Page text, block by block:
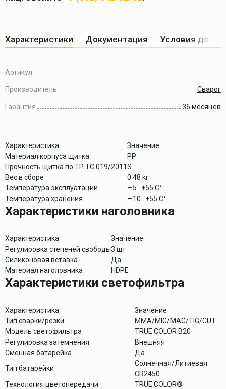
Характеристики Документация Условия
Артикул
Производитель Сварог
Гарантия 36 месяцев
Характеристика
Значение
Материал корпуса щитка
PP
Прочность щитка по ТР ТС 019/2011S
Вес в сборе
0.48 кг
Температура эксплуатации
—5…+55 С°
Температура хранения
—10…+55 С°
Характеристики наголовника
Характеристика
Значение
Регулировка степеней свободы3 шт
Силиконовая вставка
Да
Материал наголовника
HDPE
Характеристики светофильтра
Характеристика
Значение
Тип сварки/резки
MMA/MIG/MAG/TIG/CUT
Модель светофильтра
TRUE COLOR B20
Регулировка затемнения
Внешняя
Сменная батарейка
Да
Тип батарейки
Солнечная/Литиевая
CR2450
Технология цветопередачи
TRUE COLOR®